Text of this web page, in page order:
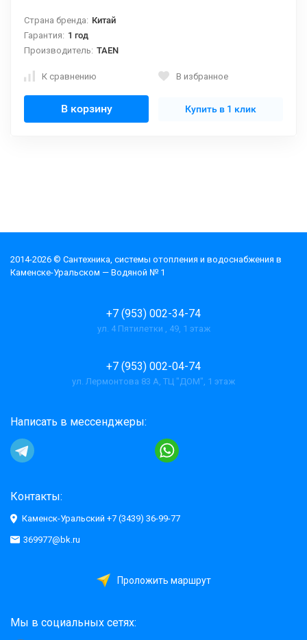
Страна бренда: Китай
Гарантия: 1 год
Производитель: TAEN
К сравнению В избранное
В корзину Купить в 1 клик
2014-2026 © Cантехника, системы отопления и водоснабжения в
Каменске-Уральском — Водяной № 1
+7 (953) 002-34-74
ул. 4 Пятилетки , 49, 1 этаж
+7 (953) 002-04-74
ул. Лермонтова 83 А, ТЦ "ДОМ", 1 этаж
Написать в мессенджеры:
Контакты:
Каменск-Уральский +7 (3439) 36-99-77
369977@bk.ru
Проложить маршрут
Мы в социальных сетях: